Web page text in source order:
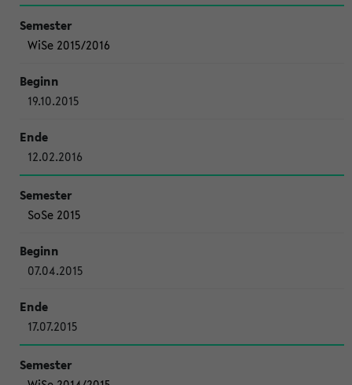
WiSe 2015/2016
19.10.2015
12.02.2016
SoSe 2015
07.04.2015
17.07.2015